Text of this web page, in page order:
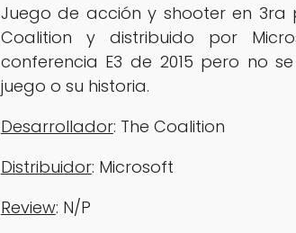
Juego de acción y shooter en
Coalition y distribuido por
conferencia E3 de 2015 pero no
juego o su historia.
Desarrollador: The Coalition‎‎
‎‎Distribuidor: Microsoft
Review: N/P